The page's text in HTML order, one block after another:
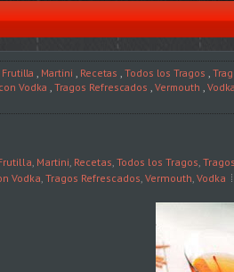
, Martini , Recetas , Todos los Tragos ,
Vodka , Tragos Refrescados , Vermouth , Vodka
, Martini, Recetas, Todos los Tragos, Tragos
Vodka, Tragos Refrescados, Vermouth, Vodka